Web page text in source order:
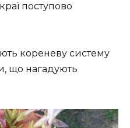
поступово
кореневу систему
що нагадують